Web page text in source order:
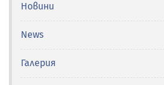
Новини
News
Галерия